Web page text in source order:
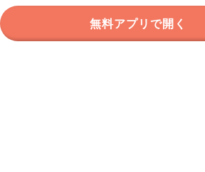
無料アプリで開く